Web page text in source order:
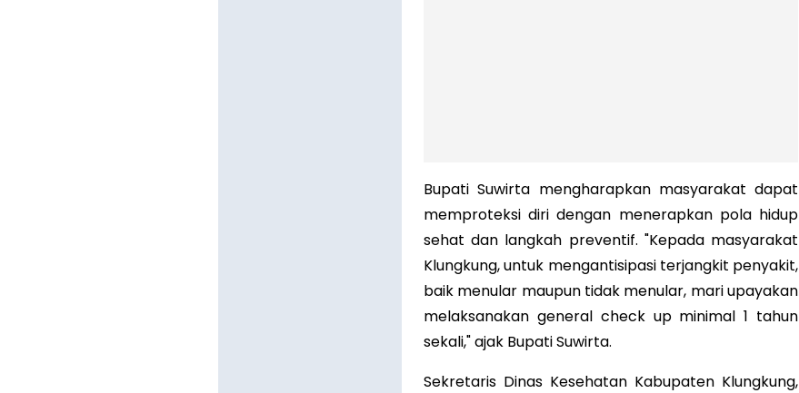
Bupati Suwirta mengharapkan masyarakat dapat
memproteksi diri dengan menerapkan pola hidup
sehat dan langkah preventif. "Kepada masyarakat
Klungkung, untuk mengantisipasi terjangkit penyakit,
baik menular maupun tidak menular, mari upayakan
melaksanakan general check up minimal 1 tahun
sekali," ajak Bupati Suwirta.
Sekretaris Dinas Kesehatan Kabupaten Klungkung,